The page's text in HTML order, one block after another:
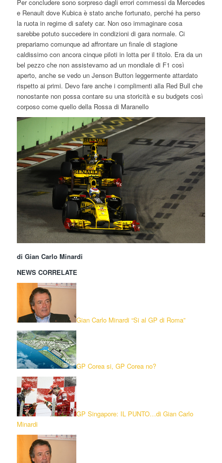
Per concludere sono sorpreso dagli errori commessi da Mercedes
e Renault dove Kubica è stato anche fortunato, perché ha perso
la ruota in regime di safety car. Non oso immaginare cosa
sarebbe potuto succedere in condizioni di gara normale. Ci
prepariamo comunque ad affrontare un finale di stagione
caldissimo con ancora cinque piloti in lotta per il titolo. Era da un
bel pezzo che non assistevamo ad un mondiale di F1 così
aperto, anche se vedo un Jenson Button leggermente attardato
rispetto ai primi. Devo fare anche i complimenti alla Red Bull che
nonostante non possa contare su una storicità e su budgets così
corposo come quello della Rossa di Maranello
di Gian Carlo Minardi
NEWS CORRELATE
Gian Carlo Minardi “Si al GP di Roma”
GP Corea si, GP Corea no?
GP Singapore: IL PUNTO…di Gian Carlo
Minardi